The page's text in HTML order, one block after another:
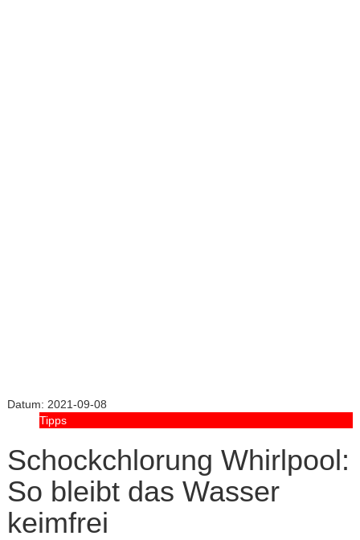
Datum: 2021-09-08
Tipps
Schockchlorung Whirlpool:
So bleibt das Wasser
keimfrei